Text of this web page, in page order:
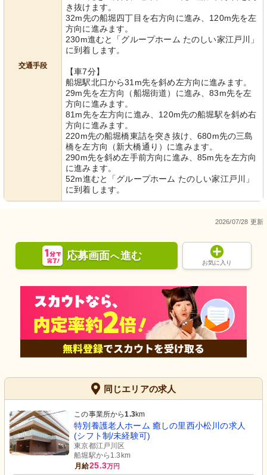
交通手段
き抜けます。
32m先の船堀四丁目を右方向に進み、120m先を左
方向に進みます。
230m進むと「グループホーム たのしい家江戸川」
に到着します。
【車7分】
船堀駅北口から31m先を斜め左方向に進みます。
29m先を左方向（船堀街道）に進み、83m先を左
方向に進みます。
81m先を左方向に進み、120m先の船堀駅を斜め右
方向に進みます。
220m先の船堀橋東詰を突き抜け、680m先の三島
橋を左方向（新大橋通り）に進みます。
290m先を斜め左手前方向に進み、85m先を左方向
に進みます。
52m進むと「グループホーム たのしい家江戸川」
に到着します。
2026/07/28 更新
応募画面へ進む
お気に入り
同じエリアの求人
この事業所から1.3km
特別養護老人ホーム 癒しの里西小松川の求人
(シフト制/未経験可)
東京都江戸川区
船堀駅から1.3km
月給25.3万円